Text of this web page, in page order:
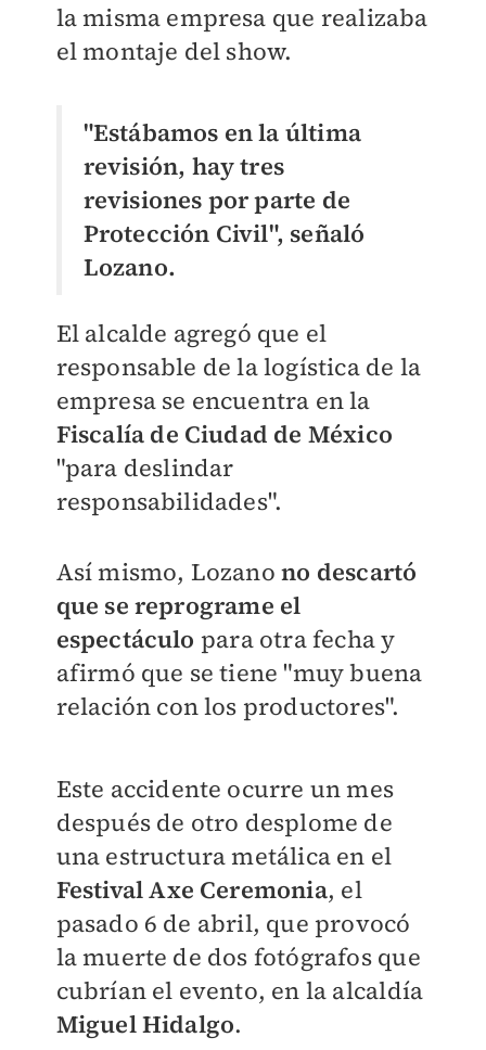
la misma empresa que realizaba
el montaje del show.
"Estábamos en la última
revisión, hay tres
revisiones por parte de
Protección Civil", señaló
Lozano.
El alcalde agregó que el
responsable de la logística de la
empresa se encuentra en la
Fiscalía de Ciudad de México
"para deslindar
responsabilidades".
Así mismo, Lozanono descartó
que se reprograme el
espectáculo para otra fecha y
afirmó que se tiene "muy buena
relación con los productores".
Este accidente ocurre un mes
después de otro desplome de
una estructura metálica en el
Festival Axe Ceremonia, el
pasado 6 de abril, que provocó
la muerte de dos fotógrafos que
cubrían el evento, en la alcaldía
Miguel Hidalgo.